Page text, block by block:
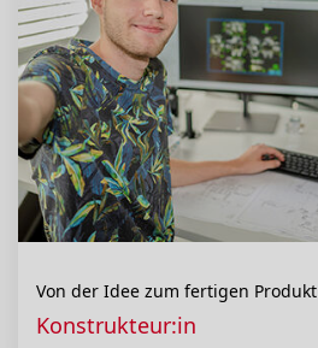
Von der Idee zum fertigen Produkt
Konstrukteur:in